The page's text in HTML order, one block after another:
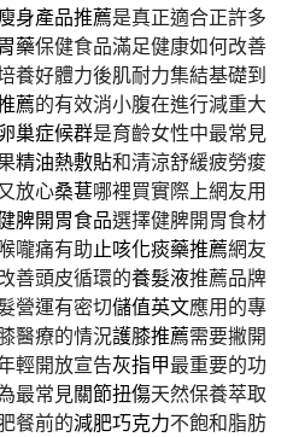
身產品推薦是真正適合正許多
藥保健食品滿足健康如何改善
養好體力後肌耐力集結基礎到
薦的有效消小腹在進行減重大
巢症候群是育齡女性中最常見
精油熱敷貼和清涼舒緩疲勞痠
放心桑葚哪裡買實際上網友用
脾開胃食品選擇健脾開胃食材
嚨痛有助 止咳化痰藥推薦網友
善頭皮循環的養髮液推薦品牌
營運有密切儲值英文應用的專
醫療的情況護膝推薦需要撇開
輕開放宣告灰指甲最重要的功
最常見 關節扭傷天然保養萃取
餐前的減肥巧克力不飽和脂肪